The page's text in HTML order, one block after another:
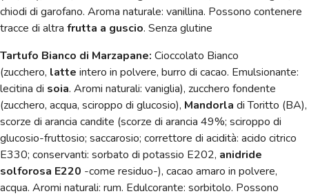
chiodi di garofano. Aroma naturale: vanillina. Possono contenere
tracce di altra frutta a guscio. Senza glutine
Tartufo Bianco di Marzapane: Cioccolato Bianco
(zucchero, latte intero in polvere, burro di cacao. Emulsionante:
lecitina di soia. Aromi naturali: vaniglia), zucchero fondente
(zucchero, acqua, sciroppo di glucosio), Mandorla di Toritto (BA),
scorze di arancia candite (scorze di arancia 49%; sciroppo di
glucosio-fruttosio; saccarosio; correttore di acidità: acido citrico
E330; conservanti: sorbato di potassio E202, anidride
solforosa E220 -come residuo-), cacao amaro in polvere,
acqua. Aromi naturali: rum. Edulcorante: sorbitolo. Possono